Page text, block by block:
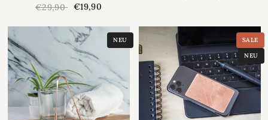
€29,90 €19,90
NEU
SALE
NEU